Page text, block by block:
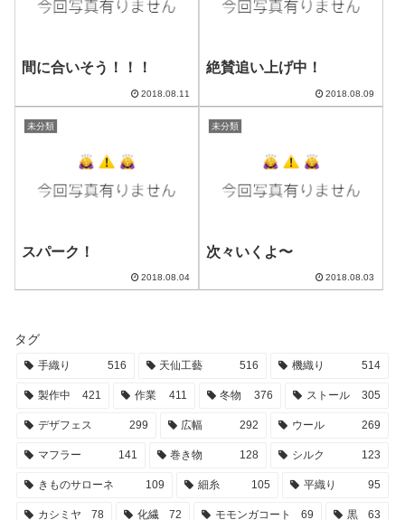
間に合いそう！！！
2018.08.11
絶賛追い上げ中！
2018.08.09
未分類
スパーク！
2018.08.04
未分類
次々いくよ〜
2018.08.03
タグ
手織り 516 天仙工藝 516 機織り 514
製作中 421 作業 411 冬物 376 ストール 305
デザフェス 299 広幅 292 ウール 269
マフラー 141 巻き物 128 シルク 123
きものサローネ 109 細糸 105 平織り 95
カシミヤ 78 化繊 72 モモンガコート 69 黒 63